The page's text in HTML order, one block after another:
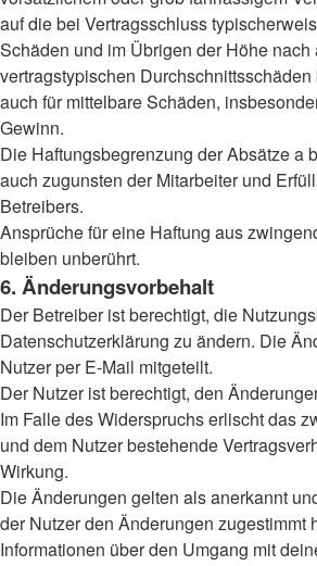
auf die bei Vertragsschluss
Schäden und im Übrigen der Höhe nach
vertragstypischen
auch für mittelbare Schäden,
Gewinn.
Die Haftungsbegrenzung der Absätze a
auch zugunsten der Mitarbeiter und
Betreibers.
Ansprüche für eine Haftung aus
bleiben unberührt.
6. Änderungsvorbehalt
Der Betreiber ist berechtigt, die
Datenschutzerklärung zu ändern. Die
Nutzer per E-Mail mitgeteilt.
Der Nutzer ist berechtigt, den
Im Falle des Widerspruchs erlischt das
und dem Nutzer bestehende
Wirkung.
Die Änderungen gelten als anerkannt
der Nutzer den Änderungen zugestimmt
Informationen über den Umgang mit